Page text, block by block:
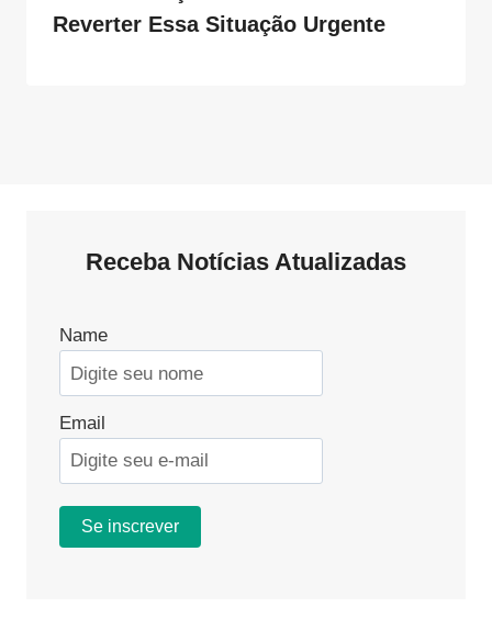
Reverter Essa Situação Urgente
Receba Notícias Atualizadas
Name
Email